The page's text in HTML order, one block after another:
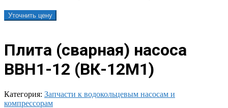
Уточнить цену
Плита (сварная) насоса
ВВН1-12 (ВК-12М1)
Категория: Запчасти к водокольцевым насосам и
компрессорам